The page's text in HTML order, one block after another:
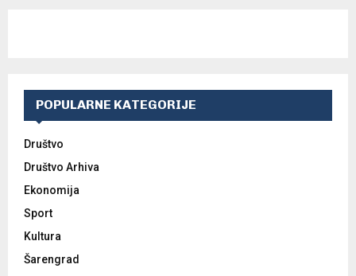
POPULARNE KATEGORIJE
Društvo
Društvo Arhiva
Ekonomija
Sport
Kultura
Šarengrad